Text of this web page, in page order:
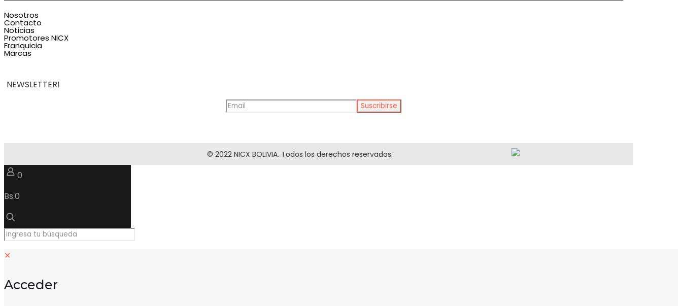
Nosotros
Contacto
Noticias
Promotores NICX
Franquicia
Marcas
NEWSLETTER!
© 2022 NICX BOLIVIA. Todos los derechos reservados.
0
Bs.0
✕
Acceder